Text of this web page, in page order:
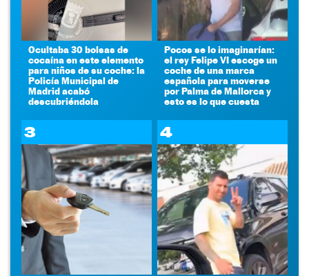
Ocultaba 30 bolsas de
cocaína en este elemento
para niños de su coche: la
Policía Municipal de
Madrid acabó
descubriéndola
Pocos se lo imaginarían:
el rey Felipe VI escoge un
coche de una marca
española para moverse
por Palma de Mallorca y
esto es lo que cuesta
3 4